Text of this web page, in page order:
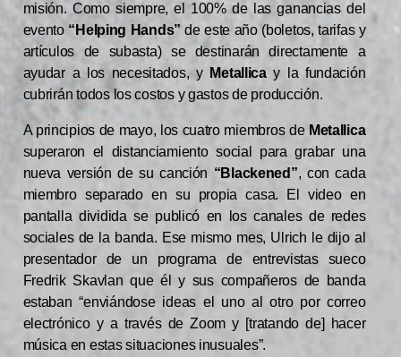
misión. Como siempre, el 100% de las ganancias del
evento “Helping Hands” de este año (boletos, tarifas y
artículos de subasta) se destinarán directamente a
ayudar a los necesitados, y Metallicay la fundación
cubrirán todos los costos y gastos de producción.
A principios de mayo, los cuatro miembros de Metallica
superaron el distanciamiento social para grabar una
nueva versión de su canción “Blackened”, con cada
miembro separado en su propia casa. El video en
pantalla dividida se publicó en los canales de redes
sociales de la banda. Ese mismo mes, Ulrich le dijo al
presentador de un programa de entrevistas sueco
Fredrik Skavlan que él y sus compañeros de banda
estaban “enviándose ideas el uno al otro por correo
electrónico y a través de Zoom y [tratando de] hacer
música en estas situaciones inusuales”.